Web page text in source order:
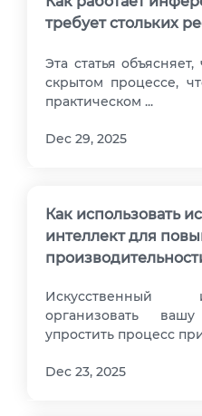
VPS
VPS ОАЭ
VPS КАНАДА
VPS ПОЛЬША
требует стольких
Эта статья
скрытом процессе,
практическом ...
Dec 29, 2025
Как использовать
интеллект для
Искусственный
организовать
упростить процесс
Dec 23, 2025